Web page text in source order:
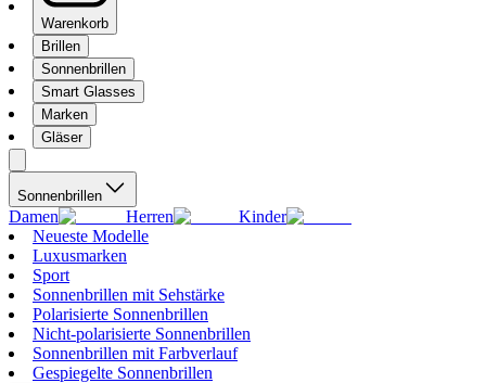
Warenkorb
Brillen
Sonnenbrillen
Smart Glasses
Marken
Gläser
Sonnenbrillen
Damen Herren
Kinder
Neueste Modelle
Luxusmarken
Sport
Sonnenbrillen mit Sehstärke
Polarisierte Sonnenbrillen
Nicht-polarisierte Sonnenbrillen
Sonnenbrillen mit Farbverlauf
Gespiegelte Sonnenbrillen